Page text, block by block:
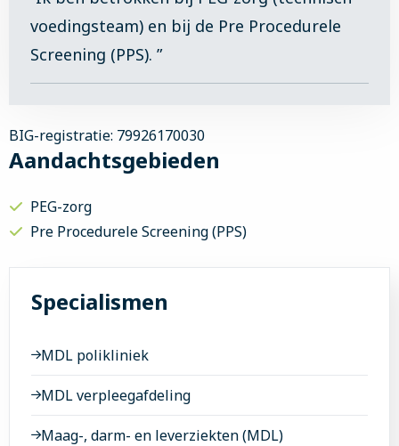
voedingsteam) en bij de Pre Procedurele
Screening (PPS). ”
BIG-registratie: 79926170030
Aandachtsgebieden
PEG-zorg
Pre Procedurele Screening (PPS)
Specialismen
MDL polikliniek
MDL verpleegafdeling
Maag-, darm- en leverziekten (MDL)